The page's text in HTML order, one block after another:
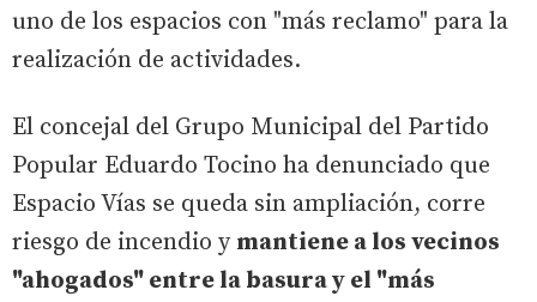
uno de los espacios con "más reclamo" para la
realización de actividades.
El concejal del Grupo Municipal del Partido
Popular Eduardo Tocino ha denunciado que
Espacio Vías se queda sin ampliación, corre
riesgo de incendio y mantiene a los vecinos
"ahogados" entre la basura y el "más